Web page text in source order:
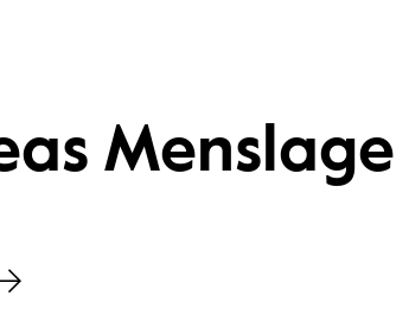
Menslage